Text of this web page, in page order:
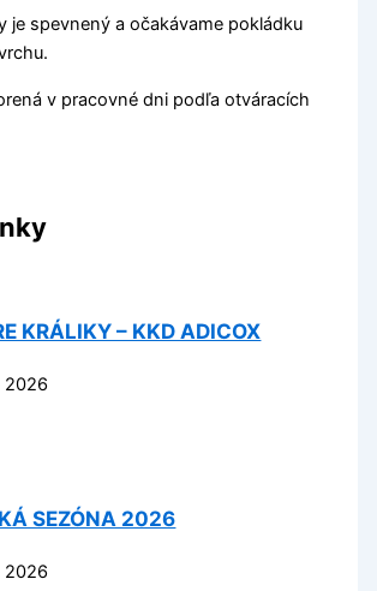
je spevnený a očakávame pokládku
v pracovné dni podľa otváracích
KRÁLIKY – KKD ADICOX
2026
SEZÓNA 2026
2026